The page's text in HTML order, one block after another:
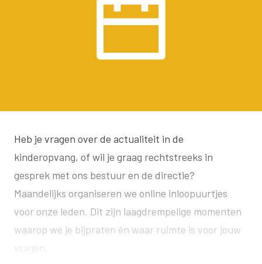
Heb je vragen over de actualiteit in de
kinderopvang, of wil je graag rechtstreeks in
gesprek met ons bestuur en de directie?
Maandelijks organiseren we online inloopuurtjes
voor onze leden. Dit zijn laagdrempelige momenten
waarop we je bijpraten én waar ruimte is voor jouw